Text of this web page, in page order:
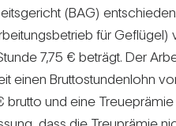
(BAG)
für Geflügel)
7,75 € beträgt. Der
einen Brut­to­stun­den­lohn
brutto und eine